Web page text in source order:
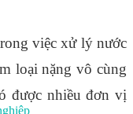
việc xử lý nước
loại nặng vô cùng
được nhiều đơn vị